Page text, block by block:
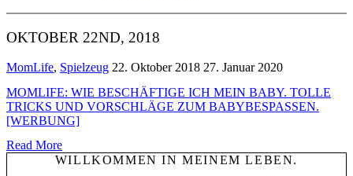
OKTOBER 22ND, 2018
MomLife, Spielzeug 22. Oktober 2018 27. Januar 2020
MOMLIFE: WIE BESCHÄFTIGE ICH MEIN BABY. TOLLE
TRICKS UND VORSCHLÄGE ZUM BABYBESPASSEN. [
WERBUNG]
Read More
WILLKOMMEN IN MEINEM LEBEN.